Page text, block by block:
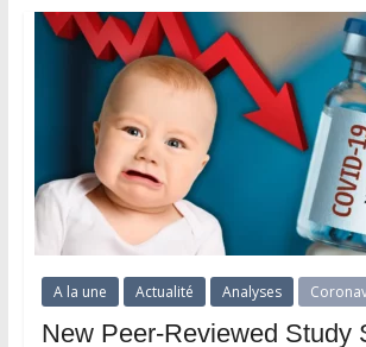
A la une Actualité Analyses
New Peer-Reviewed Study